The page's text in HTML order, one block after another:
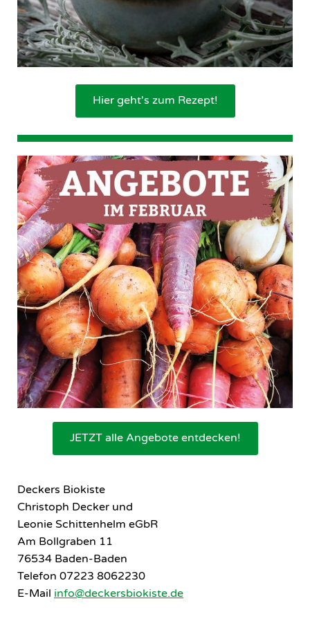
Hier geht's zum Rezept!
JETZT alle Angebote entdecken!
Deckers Biokiste
Christoph Decker und
Leonie Schittenhelm eGbR
Am Bollgraben 11
76534 Baden-Baden
Telefon 07223 8062230
E-Mail info@deckersbiokiste.de